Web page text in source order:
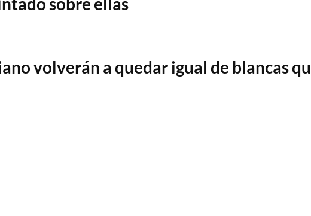
volverán a quedar igual de blancas